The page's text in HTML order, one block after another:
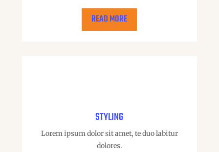
READ MORE
STYLING
Lorem ipsum dolor sit amet, te duo labitur
dolores.